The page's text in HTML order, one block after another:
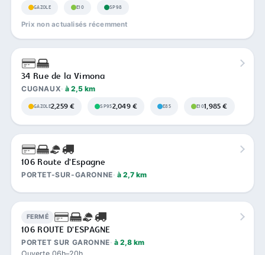
GAZOLE E10 SP98
Prix non actualisés récemment
34 Rue de la Vimona
CUGNAUX à 2,5 km
GAZOLE2,259 € SP952,049 € E85 E101,985 €
106 Route d'Espagne
PORTET-SUR-GARONNE à 2,7 km
FERMÉ
106 ROUTE D'ESPAGNE
PORTET SUR GARONNE à 2,8 km